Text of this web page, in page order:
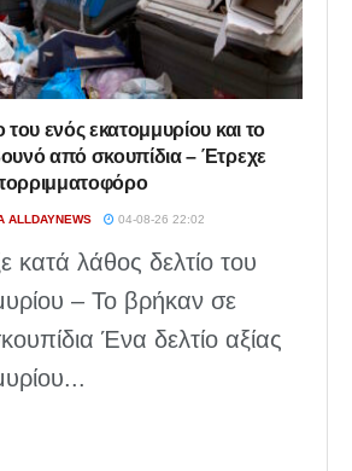
ενός εκατομμυρίου και το
από σκουπίδια – Έτρεχε
04-08-26 22:02
κατά λάθος δελτίο του
– Το βρήκαν σε
Ένα δελτίο αξίας